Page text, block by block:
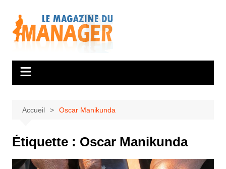
contenu
Accueil Oscar Manikunda
Étiquette : Oscar Manikunda